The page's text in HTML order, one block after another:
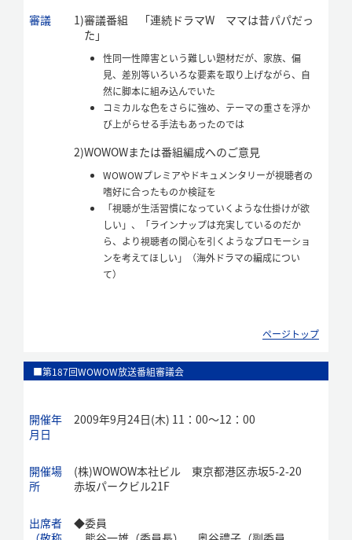
審議 1)審議番組 「連続ドラマW ママは昔パパだっ
た」
性同一性障害という難しい題材だが、家族、偏
見、差別等いろいろな要素を取り上げながら、自
然に脚本に組み込んでいた
コミカルな色をさらに強め、テーマの重さを浮か
び上がらせる手法もあったのでは
2)WOWOWまたは番組編成へのご意見
WOWOWプレミアやドキュメンタリーが視聴者の
嗜好に合ったものか検証を
「視聴が生活習慣になっていくような仕掛けが欲
しい」、「ラインナップは充実しているのだか
ら、より視聴者の関心を引くようなプロモーショ
ンを考えてほしい」（海外ドラマの編成につい
て）
ページトップ
■第187回WOWOW放送番組審議会
開催年
月日
2009年9月24日(木) 11：00～12：00
開催場
所
(株)WOWOW本社ビル 東京都港区赤坂5-2-20
赤坂パークビル21F
出席者
◆委員